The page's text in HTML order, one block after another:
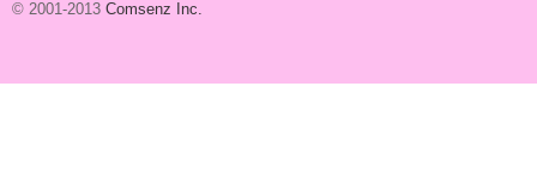
© 2001-2013 Comsenz Inc.